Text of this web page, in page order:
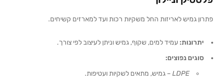
פתרון גמיש לאריזות החל משקיות רכות ועד למארזים קשיחים.
יתרונות: עמיד למים, שקוף, גמיש וניתן לעיצוב לפי צורך.
סוגים נפוצים:
LDPE – גמיש, מתאים לשקיות ועטיפות.